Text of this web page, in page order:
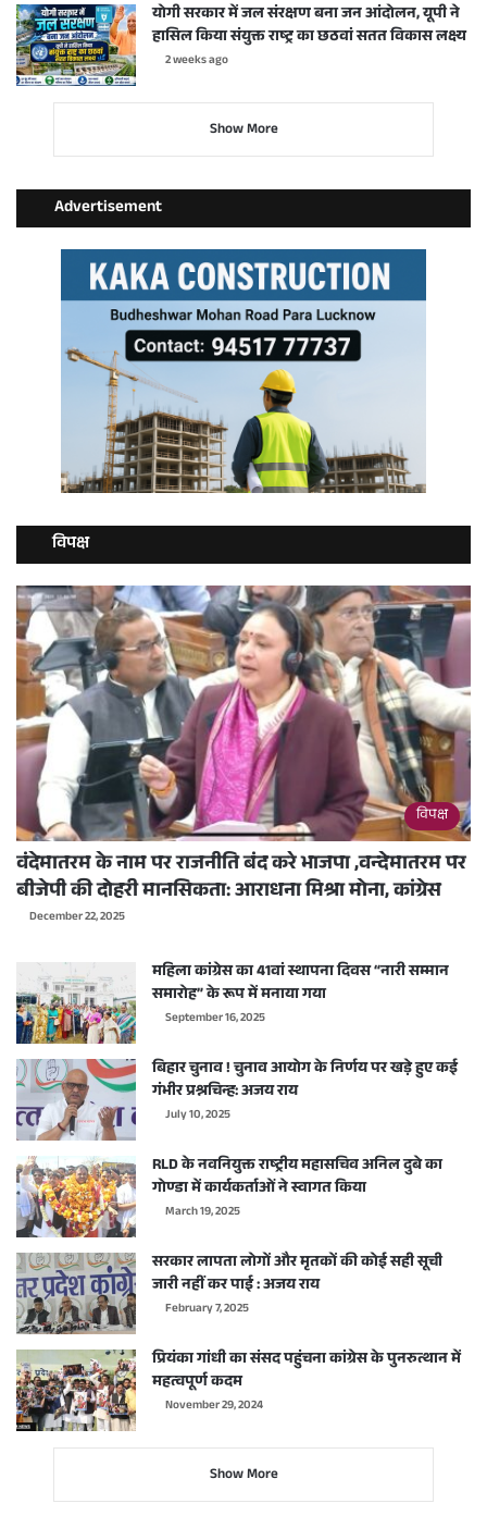
योगी सरकार में जल संरक्षण बना जन आंदोलन, यूपी ने
हासिल किया संयुक्त राष्ट्र का छठवां सतत विकास लक्ष्य
2 weeks ago
Show More
Advertisement
विपक्ष
विपक्ष
वंदेमातरम के नाम पर राजनीति बंद करे भाजपा ,वन्देमातरम पर
बीजेपी की दोहरी मानसिकता: आराधना मिश्रा मोना, कांग्रेस
December 22, 2025
महिला कांग्रेस का 41वां स्थापना दिवस “नारी सम्मान
समारोह” के रूप में मनाया गया
September 16, 2025
बिहार चुनाव ! चुनाव आयोग के निर्णय पर खड़े हुए कई
गंभीर प्रश्नचिन्ह: अजय राय
July 10, 2025
RLD के नवनियुक्त राष्ट्रीय महासचिव अनिल दुबे का
गोण्डा में कार्यकर्ताओं ने स्वागत किया
March 19, 2025
सरकार लापता लोगों और मृतकों की कोई सही सूची
जारी नहीं कर पाई : अजय राय
February 7, 2025
प्रियंका गांधी का संसद पहुंचना कांग्रेस के पुनरुत्थान में
महत्वपूर्ण कदम
November 29, 2024
Show More